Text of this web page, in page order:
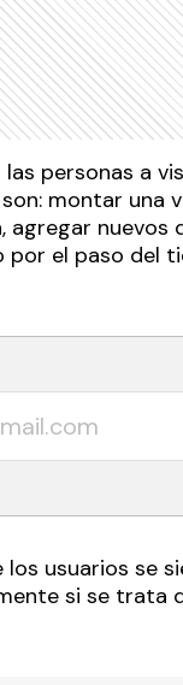
personas a
montar una
nuevos
por el paso del
usuarios se
si se trata